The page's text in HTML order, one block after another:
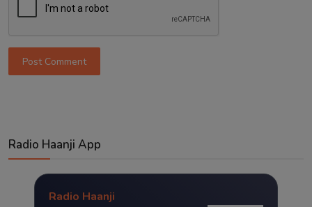
Post Comment
Radio Haanji App
Radio Haanji